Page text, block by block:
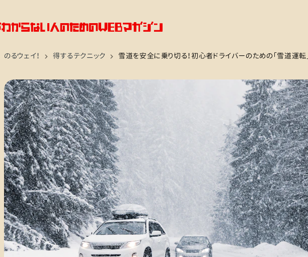
のるウェイ！ 得するテクニック 雪道を安全に乗り切る！初心者ドライバーのための「雪道運転